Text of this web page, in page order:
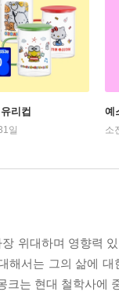
리컵
일
예
소
위대하며 영향력
해서는 그의 삶에
크는 현대 철학사에